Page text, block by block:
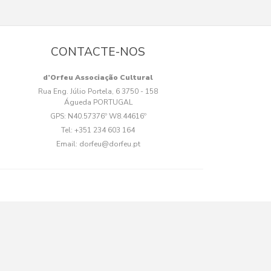
CONTACTE-NOS
d’Orfeu Associação Cultural
Rua Eng. Júlio Portela, 6 3750 - 158
Águeda PORTUGAL
GPS: N40.57376º W8.44616º
Tel:+351 234 603 164
Email: dorfeu@dorfeu.pt